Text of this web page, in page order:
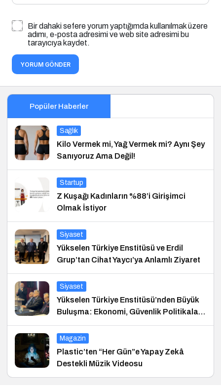
Bir dahaki sefere yorum yaptığımda kullanılmak üzere
adımı, e-posta adresimi ve web site adresimi bu
tarayıcıya kaydet.
YORUM GÖNDER
Popüler Haberler
Sağlık
Kilo Vermek mi, Yağ Vermek mi? Aynı Şey
Sanıyoruz Ama Değil!
Startup
Z Kuşağı Kadınların %88’i Girişimci
Olmak İstiyor
Siyaset
Yükselen Türkiye Enstitüsü ve Erdil
Grup’tan Cihat Yaycı’ya Anlamlı Ziyaret
Siyaset
Yükselen Türkiye Enstitüsü’nden Büyük
Buluşma: Ekonomi, Güvenlik Politikaları
ve Hukuk Konferansı
Magazin
Plastic’ten “Her Gün”e Yapay Zekâ
Destekli Müzik Videosu